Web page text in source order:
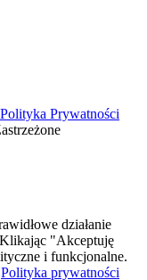
Polityka Prywatności
działanie
"Akceptuję
i funkcjonalne.
Polityka prywatności